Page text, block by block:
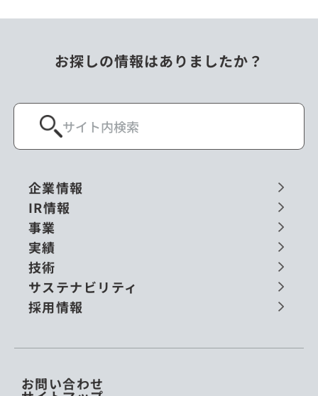
お探しの情報はありましたか？
企業情報
IR情報
事業
実績
技術
サステナビリティ
採用情報
お問い合わせ